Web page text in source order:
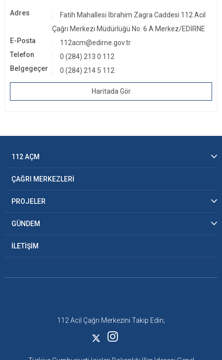
Adres
Fatih Mahallesi İbrahim Zagra Caddesi 112 Acil
Çağrı Merkezi Müdürlüğü No: 6 A Merkez/EDİRNE
E-Posta
112acm@edirne.gov.tr
Telefon
0 (284) 213 0 112
Belgegeçer
0 (284) 214 5 112
Haritada Gör
112 AÇM
ÇAĞRI MERKEZLERİ
PROJELER
GÜNDEM
İLETİŞİM
112 Acil Çağrı Merkezini Takip Edin;